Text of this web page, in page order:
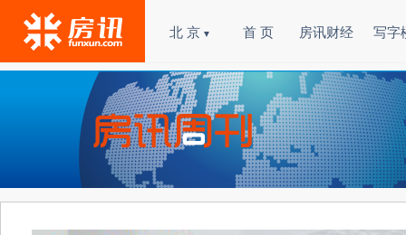
北 京 ▼ 首 页 房讯财经 写字